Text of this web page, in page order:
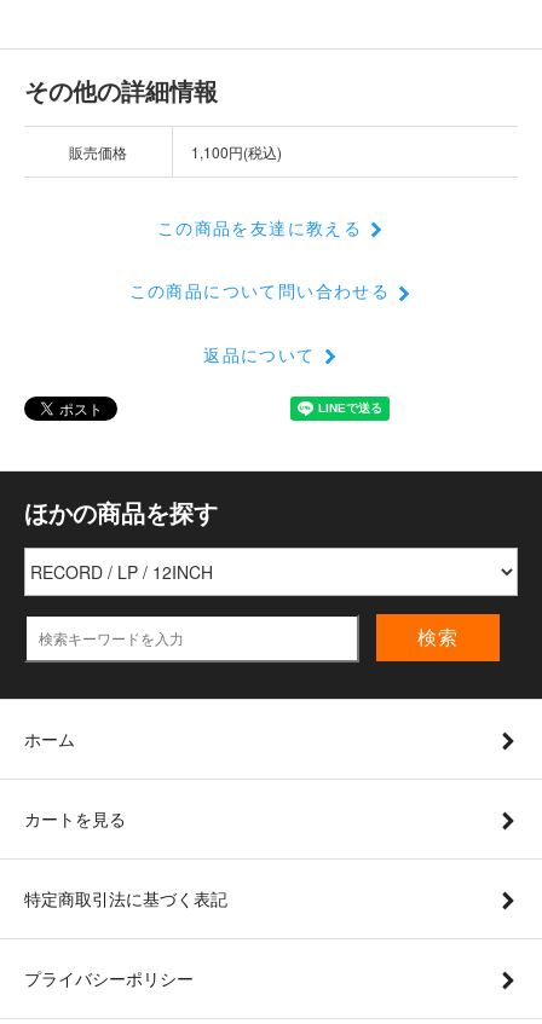
その他の詳細情報
販売価格 1,100円(税込)
この商品を友達に教える
この商品について問い合わせる
返品について
ほかの商品を探す
検索
ホーム
カートを見る
特定商取引法に基づく表記
プライバシーポリシー